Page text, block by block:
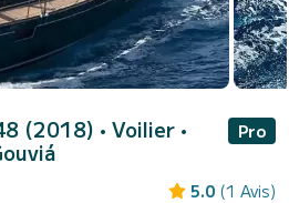
(2018) • Voilier •
Pro
5.0 (1 Avis)